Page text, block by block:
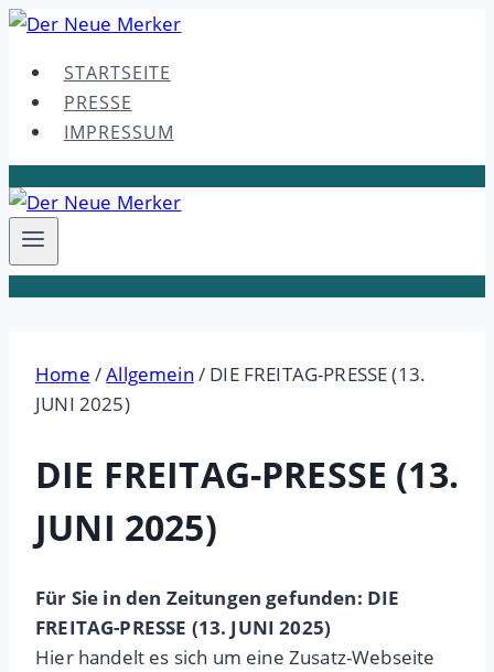
Skip
contentSTARTSEITE
PRESSE
IMPRESSUM
Home /Allgemein / DIE FREITAG-PRESSE (13.
JUNI 2025)
DIE FREITAG-PRESSE (13.
JUNI 2025)
Für Sie in den Zeitungen gefunden: DIE
FREITAG-PRESSE (13. JUNI 2025)
Hier handelt es sich um eine Zusatz-Webseite